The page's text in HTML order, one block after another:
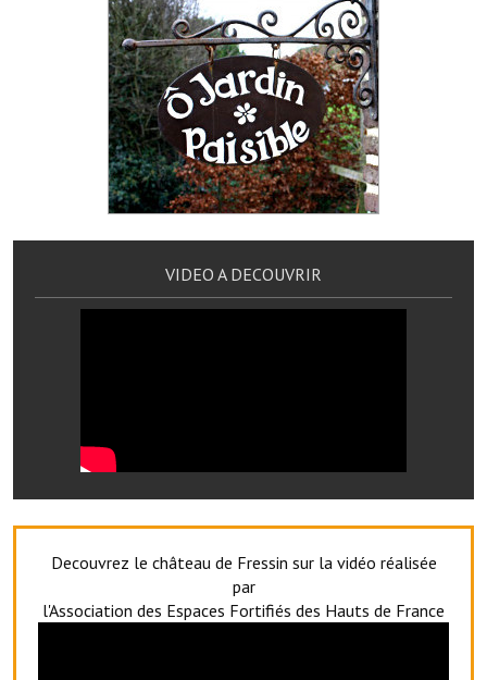
Village d'art
Les sculptures du village
Une église dans l'église
Fressin, cité verte et tourisme sportif
Le sentier de la Planquette
Le sentier de découverte du village
O' jardin paisible
Les gites ruraux
L'office du tourisme
VIDEO A DECOUVRIR
Decouvrez le château de Fressin sur la vidéo réalisée
par
l'Association des Espaces Fortifiés des Hauts de France